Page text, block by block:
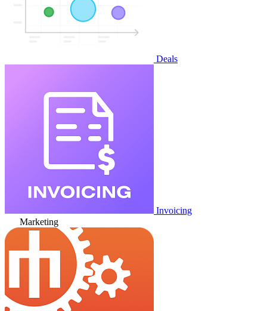
Deals
Invoicing
Marketing